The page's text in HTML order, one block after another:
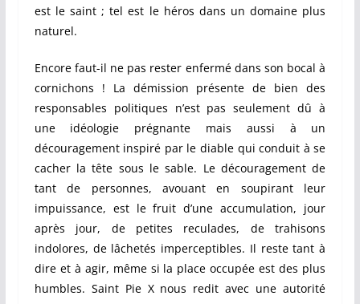
est le saint ; tel est le héros dans un domaine plus
naturel.
Encore faut-il ne pas rester enfermé dans son bocal à
cornichons ! La démission présente de bien des
responsables politiques n’est pas seulement dû à
une idéologie prégnante mais aussi à un
découragement inspiré par le diable qui conduit à se
cacher la tête sous le sable. Le découragement de
tant de personnes, avouant en soupirant leur
impuissance, est le fruit d’une accumulation, jour
après jour, de petites reculades, de trahisons
indolores, de lâchetés imperceptibles. Il reste tant à
dire et à agir, même si la place occupée est des plus
humbles. Saint Pie X nous redit avec une autorité